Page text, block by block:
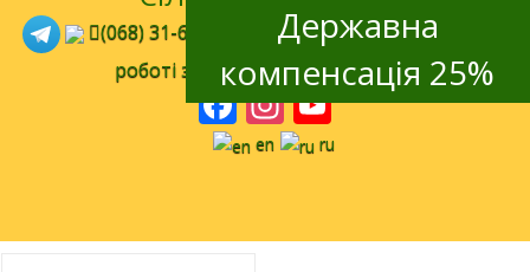
(068) 31-64-932 (098) 00-81-778- Відділ по
роботі з клієнтами
dzst@ukr.net
Facebook
Instagram
YouTube
Channel
en ru
Державна
компенсація 25%